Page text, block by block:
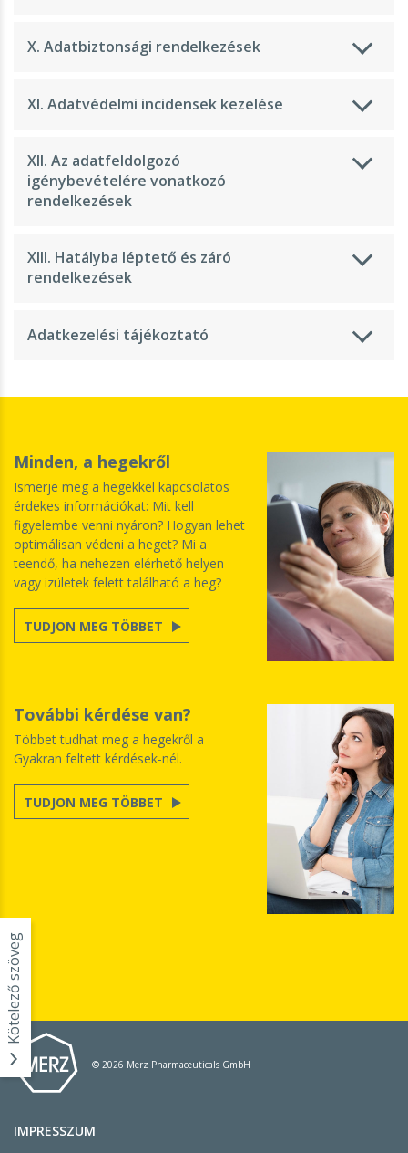
X. Adatbiztonsági rendelkezések
XI. Adatvédelmi incidensek kezelése
XII. Az adatfeldolgozó
igénybevételére vonatkozó
rendelkezések
XIII. Hatályba léptető és záró
rendelkezések
Adatkezelési tájékoztató
Kötelező szöveg
Minden, a hegekről
Ismerje meg a hegekkel kapcsolatos
érdekes információkat: Mit kell
figyelembe venni nyáron? Hogyan lehet
optimálisan védeni a heget? Mi a
teendő, ha nehezen elérhető helyen
vagy izületek felett található a heg?
TUDJON MEG TÖBBET
További kérdése van?
Többet tudhat meg a hegekről a
Gyakran feltett kérdések-nél.
TUDJON MEG TÖBBET
© 2026 Merz Pharmaceuticals GmbH
IMPRESSZUM